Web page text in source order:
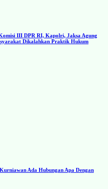
III DPR RI, Kapolri, Jaksa Agung
Dikalahkan Praktik Hukum
Ada Hubungan Apa Dengan